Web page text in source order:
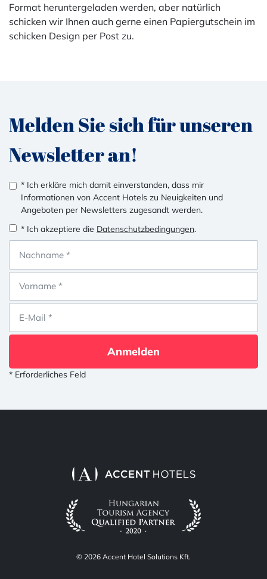
Format heruntergeladen werden, aber natürlich
schicken wir Ihnen auch gerne einen Papiergutschein im
schicken Design per Post zu.
Melden Sie sich für unseren
Newsletter an!
* Ich erkläre mich damit einverstanden, dass mir
Informationen von Accent Hotels zu Neuigkeiten und
Angeboten per Newsletters zugesandt werden.
* Ich akzeptiere die Datenschutzbedingungen.
Anmelden
* Erforderliches Feld
© 2026 Accent Hotel Solutions Kft.